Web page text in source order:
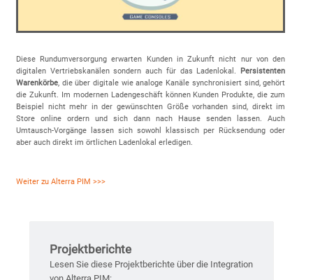
Diese Rundumversorgung erwarten Kunden in Zukunft nicht nur von den
digitalen Vertriebskanälen sondern auch für das Ladenlokal. Persistenten
Warenkörbe, die über digitale wie analoge Kanäle synchronisiert sind, gehört
die Zukunft. Im modernen Ladengeschäft können Kunden Produkte, die zum
Beispiel nicht mehr in der gewünschten Größe vorhanden sind, direkt im
Store online ordern und sich dann nach Hause senden lassen. Auch
Umtausch-Vorgänge lassen sich sowohl klassisch per Rücksendung oder
aber auch direkt im örtlichen Ladenlokal erledigen.
Weiter zu Alterra PIM >>>
Projektberichte
Lesen Sie diese Projektberichte über die Integration